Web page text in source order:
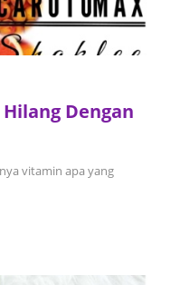
Dengan
vitamin apa yang